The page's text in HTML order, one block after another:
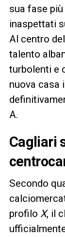
sua fase
inaspettati
Al centro
talento
turbolenti e
nuova casa
A.
Cagliari
Secondo
profilo X, il